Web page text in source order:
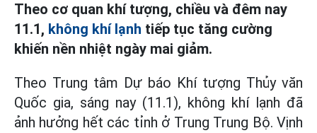
Theo cơ quan khí tượng, chiều và đêm nay
11.1, không khí lạnh tiếp tục tăng cường
khiến nền nhiệt ngày mai giảm.
Theo Trung tâm Dự báo Khí tượng Thủy văn
Quốc gia, sáng nay (11.1), không khí lạnh đã
ảnh hưởng hết các tỉnh ở Trung Trung Bộ. Vịnh